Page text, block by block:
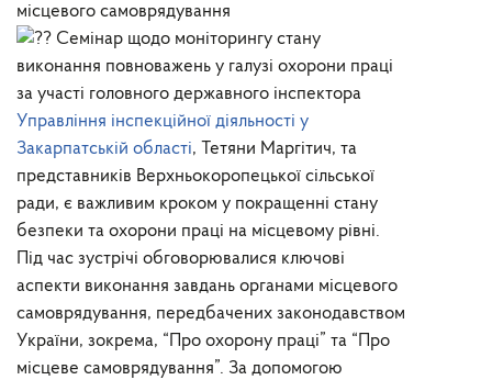
місцевого самоврядування
Семінар щодо моніторингу стану
виконання повноважень у галузі охорони праці
за участі головного державного інспектора
Управління інспекційної діяльності у
Закарпатській області, Тетяни Маргітич, та
представників Верхньокоропецької сільської
ради, є важливим кроком у покращенні стану
безпеки та охорони праці на місцевому рівні.
Під час зустрічі обговорювалися ключові
аспекти виконання завдань органами місцевого
самоврядування, передбачених законодавством
України, зокрема, “Про охорону праці” та “Про
місцеве самоврядування”. За допомогою